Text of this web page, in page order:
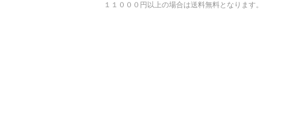
１１０００円以上の場合は送料無料となります。